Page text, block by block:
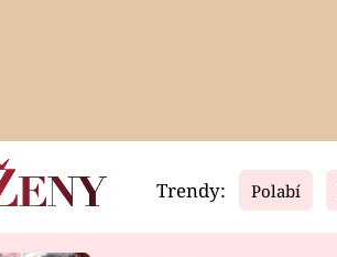
Video
Trendy: Polabí